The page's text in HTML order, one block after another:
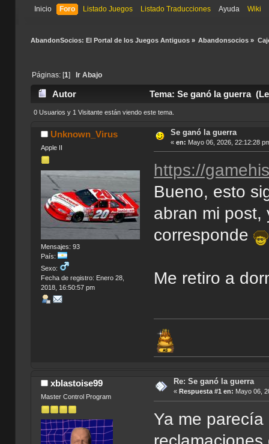
Inicio Foro Listado Juegos Listado Traducciones Ayuda Wiki
AbandonSocios: El Portal de los Juegos Antiguos» Abandonsocios »
Páginas: [1] Ir Abajo
Autor Tema: Se ganó la guerra
0 Usuarios y 1 Visitante están viendo este tema.
Unknown_Virus
Apple II
Mensajes: 93
País:
Sexo:
Fecha de registro: Enero 28,
2018, 16:50:57 pm
Se ganó la guerra
« en: Mayo 06, 2026, 22:12:28
https://
Bueno, esto
abran mi post,
corresponde
Me retiro a
xblastoise99
Master Control Program
Re: Se ganó la guerra
« Respuesta #1 en: Mayo 06,
Ya me